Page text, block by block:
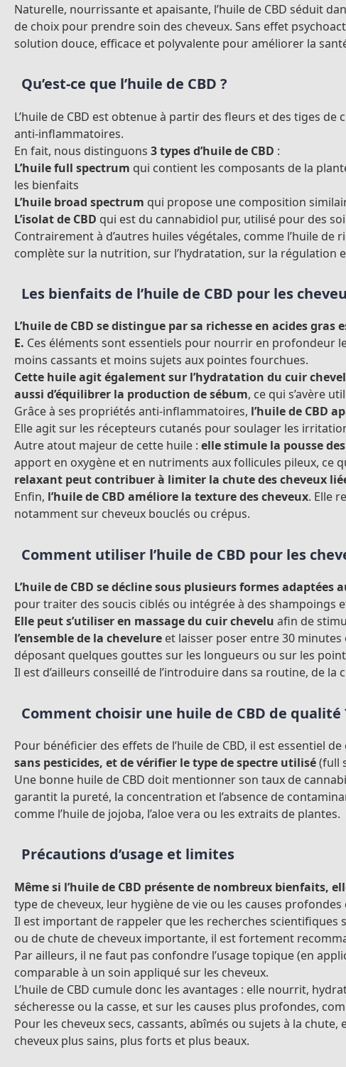
Naturelle, nourrissante et apaisante, l’huile de CBD séduit
de choix pour prendre soin des cheveux. Sans effet
solution douce, efficace et polyvalente pour améliorer la
Qu’est-ce que l’huile de CBD ?
L’huile de CBD est obtenue à partir des fleurs et des tiges
anti-inflammatoires.
En fait, nous distinguons 3 types d’huile de CBD :
L’huile full spectrum qui contient les composants de la
les bienfaits
L’huile broad spectrum qui propose une composition
L’isolat de CBD qui est du cannabidiol pur, utilisé pour des
Contrairement à d’autres huiles végétales, comme l’huile de
complète sur la nutrition, sur l’hydratation, sur la régulation
Les bienfaits de l’huile de CBD pour les
L’huile de CBD se distingue par sa richesse en acides gras
E. Ces éléments sont essentiels pour nourrir en profondeur
moins cassants et moins sujets aux pointes fourchues.
Cette huile agit également sur l’hydratation du cuir
aussi d’équilibrer la production de sébum, ce qui s’avère
Grâce à ses propriétés anti-inflammatoires, l’huile de CBD
Elle agit sur les récepteurs cutanés pour soulager les
Autre atout majeur de cette huile : elle stimule la pousse
apport en oxygène et en nutriments aux follicules pileux, ce
relaxant peut contribuer à limiter la chute des cheveux
Enfin, l’huile de CBD améliore la texture des cheveux. Elle
notamment sur cheveux bouclés ou crépus.
Comment utiliser l’huile de CBD pour les
L’huile de CBD se décline sous plusieurs formes adaptées
pour traiter des soucis ciblés ou intégrée à des shampoings
Elle peut s’utiliser en massage du cuir chevelu afin de
l’ensemble de la chevelure et laisser poser entre 30
déposant quelques gouttes sur les longueurs ou sur les
Il est d’ailleurs conseillé de l’introduire dans sa routine, de
Comment choisir une huile de CBD de qualité
Pour bénéficier des effets de l’huile de CBD, il est essentiel
sans pesticides, et de vérifier le type de spectre utilisé(full
Une bonne huile de CBD doit mentionner son taux de
garantit la pureté, la concentration et l’absence de
comme l’huile de jojoba, l’aloe vera ou les extraits de plantes.
Précautions d’usage et limites
Même si l’huile de CBD présente de nombreux bienfaits,
type de cheveux, leur hygiène de vie ou les causes profondes
Il est important de rappeler que les recherches scientifiques
ou de chute de cheveux importante, il est fortement
Par ailleurs, il ne faut pas confondre l’usage topique (en
comparable à un soin appliqué sur les cheveux.
L’huile de CBD cumule donc les avantages : elle nourrit,
sécheresse ou la casse, et sur les causes plus profondes,
Pour les cheveux secs, cassants, abîmés ou sujets à la
cheveux plus sains, plus forts et plus beaux.